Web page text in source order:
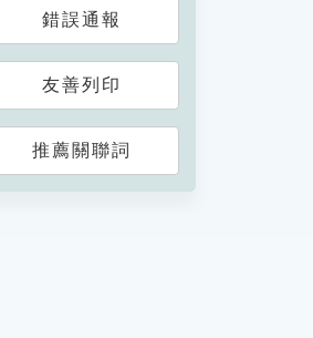
錯誤通報
友善列印
推薦關聯詞